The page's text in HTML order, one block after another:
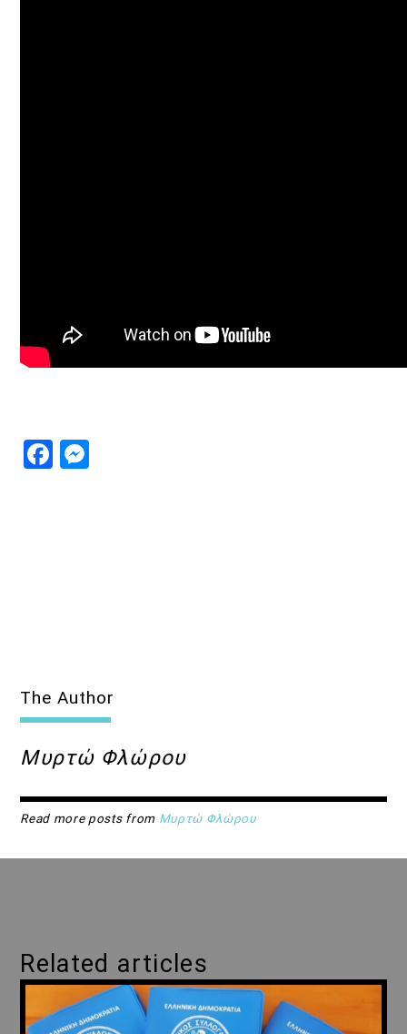
Facebook
The Author
Μυρτώ Φλώρου
Read more posts from Μυρτώ Φλώρου
Related articles